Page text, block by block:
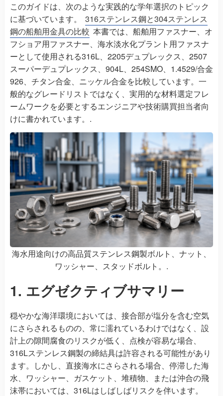
このガイドは、次のような実践的な学年選択のトピック
に基づいています。
316ステンレス鋼と304ステンレス
鋼の船舶用金具の比較 本書では、船舶用ファスナー、オ
フショア用ファスナー、海水淡水化プラント用ファスナ
ーとして使用される316L、2205デュプレックス、2507
スーパーデュプレックス、904L、254SMO、1.4529/合金
926、チタン合金、ニッケル合金を比較しています。一
般的なグレードリストではなく、実用的な材料選定フレ
ームワークを必要とするエンジニアや技術購買担当者向
けに書かれています。.
海水用途向けの高品質ステンレス鋼製ボルト、ナット、
ワッシャー、スタッドボルト。.
1. エグゼクティブサマリー
穏やかな海洋環境においては、接合部が塩分を含む空気
にさらされるものの、常に濡れているわけではなく、設
計上の隙間腐食のリスクが低く、点検が容易な場合、
316Lステンレス鋼製の締結具は許容される可能性があり
ます。しかし、直接海水にさらされる場合、停滞した海
水、ワッシャー、ガスケット、堆積物、または沖合の飛
沫帯においては、316Lはしばしばリスクを伴います。